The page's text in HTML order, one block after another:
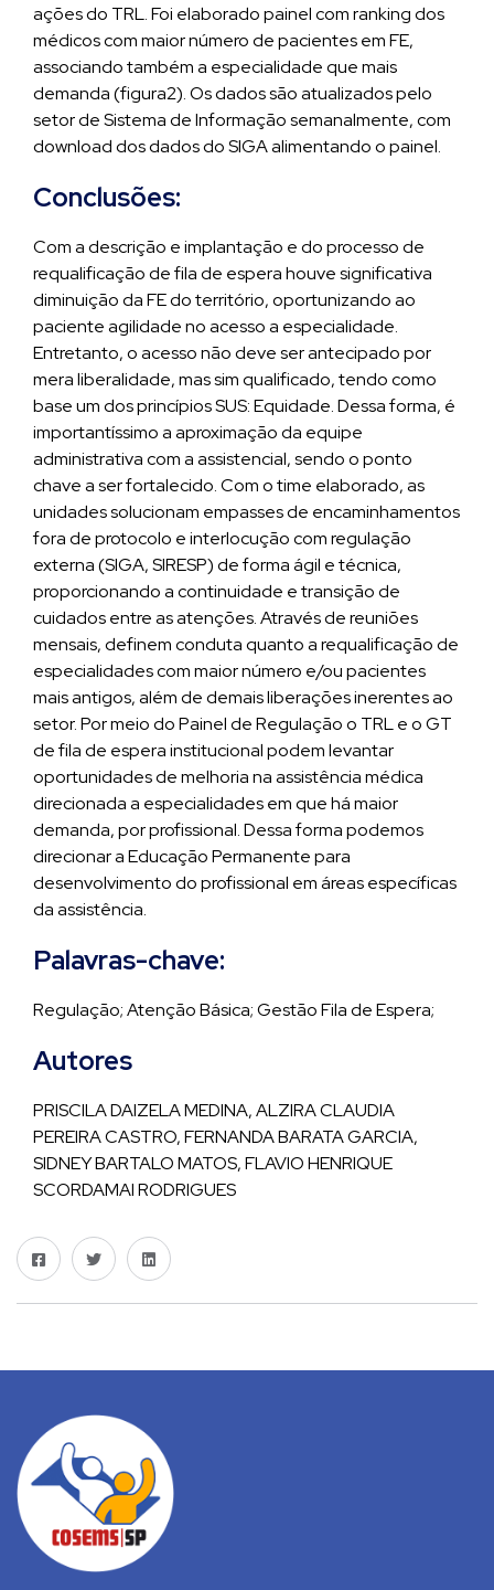
ações do TRL. Foi elaborado painel com ranking dos
médicos com maior número de pacientes em FE,
associando também a especialidade que mais
demanda (figura2). Os dados são atualizados pelo
setor de Sistema de Informação semanalmente, com
download dos dados do SIGA alimentando o painel.
Conclusões:
Com a descrição e implantação e do processo de
requalificação de fila de espera houve significativa
diminuição da FE do território, oportunizando ao
paciente agilidade no acesso a especialidade.
Entretanto, o acesso não deve ser antecipado por
mera liberalidade, mas sim qualificado, tendo como
base um dos princípios SUS: Equidade. Dessa forma, é
importantíssimo a aproximação da equipe
administrativa com a assistencial, sendo o ponto
chave a ser fortalecido. Com o time elaborado, as
unidades solucionam empasses de encaminhamentos
fora de protocolo e interlocução com regulação
externa (SIGA, SIRESP) de forma ágil e técnica,
proporcionando a continuidade e transição de
cuidados entre as atenções. Através de reuniões
mensais, definem conduta quanto a requalificação de
especialidades com maior número e/ou pacientes
mais antigos, além de demais liberações inerentes ao
setor. Por meio do Painel de Regulação o TRL e o GT
de fila de espera institucional podem levantar
oportunidades de melhoria na assistência médica
direcionada a especialidades em que há maior
demanda, por profissional. Dessa forma podemos
direcionar a Educação Permanente para
desenvolvimento do profissional em áreas específicas
da assistência.
Palavras-chave:
Regulação; Atenção Básica; Gestão Fila de Espera;
Autores
PRISCILA DAIZELA MEDINA, ALZIRA CLAUDIA
PEREIRA CASTRO, FERNANDA BARATA GARCIA,
SIDNEY BARTALO MATOS, FLAVIO HENRIQUE
SCORDAMAI RODRIGUES